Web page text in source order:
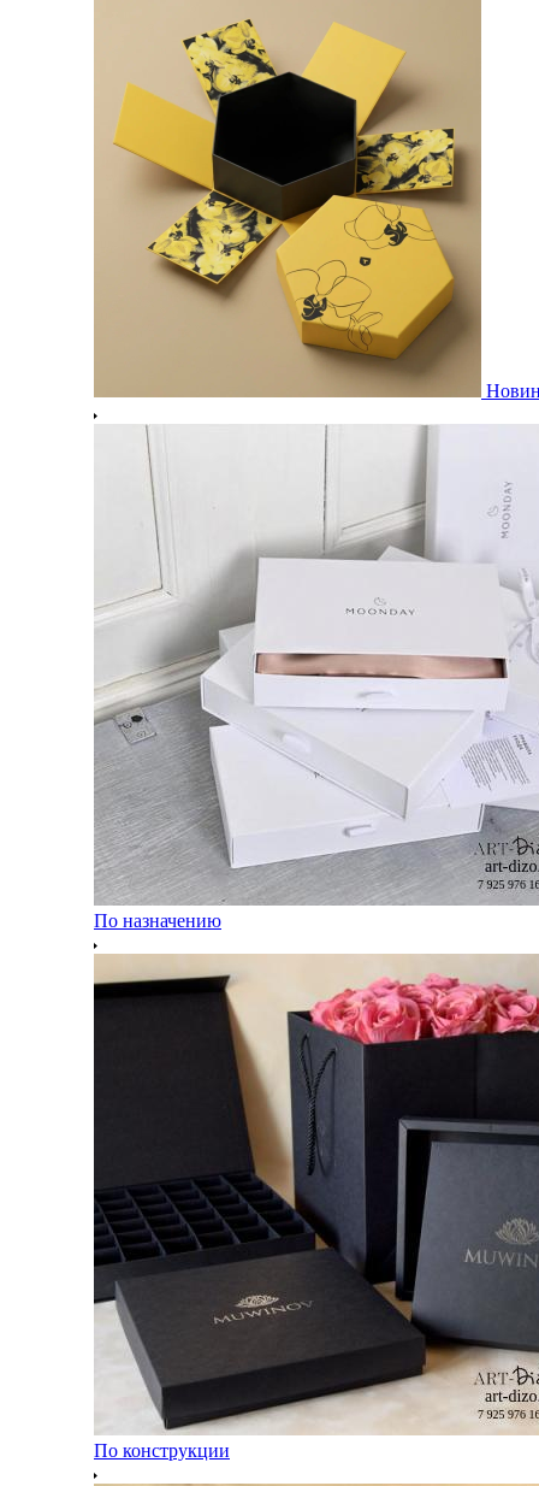
По назначению
По конструкции